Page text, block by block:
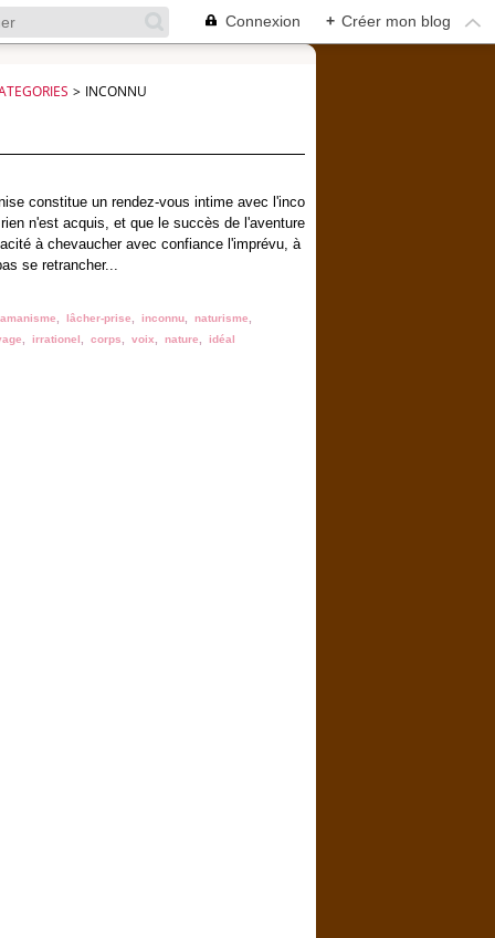
Connexion + Créer mon blog
> INCONNU
constitue un rendez-vous intime avec l'inco
n'est acquis, et que le succès de l'aventure
à chevaucher avec confiance l'imprévu, à
se retrancher...
lâcher-prise inconnu naturisme
irrationel corps voix nature idéal